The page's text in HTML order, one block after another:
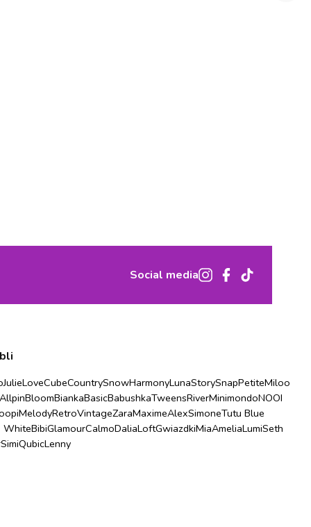
Social media
JulieLoveCubeCountrySnowHarmonyLunaStorySnapPetiteMiloo
AllpinBloomBiankaBasicBabushkaTweensRiverMinimondoNOOI
MelodyRetroVintageZaraMaximeAlexSimoneTutu Blue
WhiteBibiGlamourCalmoDaliaLoftGwiazdkiMiaAmeliaLumiSeth
SimiQubicLenny